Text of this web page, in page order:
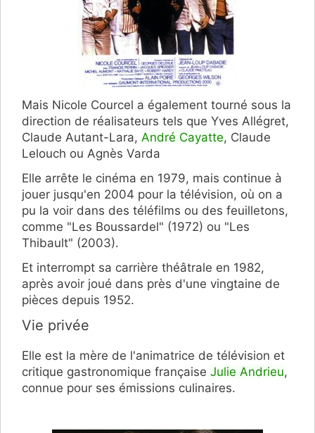
Mais Nicole Courcel a également tourné sous la
direction de réalisateurs tels que Yves Allégret,
Claude Autant-Lara, André Cayatte, Claude
Lelouch ou Agnès Varda
Elle arrête le cinéma en 1979, mais continue à
jouer jusqu'en 2004 pour la télévision, où on a
pu la voir dans des téléfilms ou des feuilletons,
comme "Les Boussardel" (1972) ou "Les
Thibault" (2003).
Et interrompt sa carrière théâtrale en 1982,
après avoir joué dans près d'une vingtaine de
pièces depuis 1952.
Vie privée
Elle est la mère de l'animatrice de télévision et
critique gastronomique française Julie Andrieu,
connue pour ses émissions culinaires.